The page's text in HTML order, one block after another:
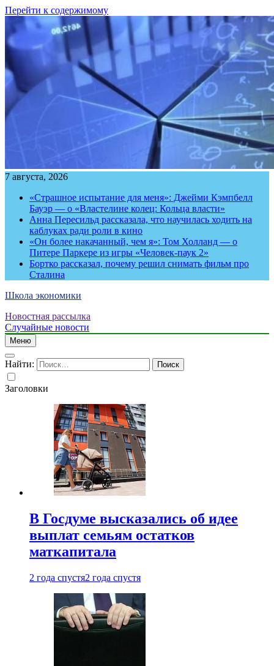
Перейти к содержимому
7 августа, 2026
«Страшное испытание для меня»: Джейми Кэмпбелл
Бауэр — о «Властелине колец: Кольца власти»
Анна Пересильд рассказала, что научилась ходить на
каблуках ради роли в кино
«Он более накачанный, чем я»: Том Холланд — о
Питере Паркере из игры «Человек-паук 2»
Бортко рассказал, почему решил снимать фильм про
Сталина
Школа экономики
Новостная рассылка
Случайные новости
Меню
Найти:
Заголовки
В Госдуме высказались об идее
выплат семьям остатков
маткапитала
2 года спустя2 года спустя